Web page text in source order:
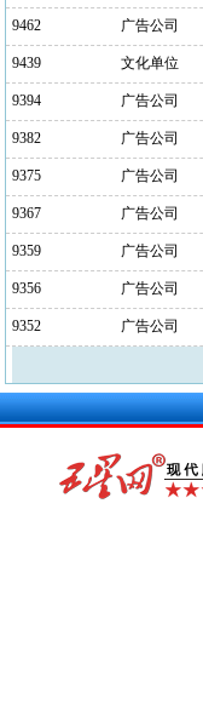
9462 广告公司
9439 文化单位
9394 广告公司
9382 广告公司
9375 广告公司
9367 广告公司
9359 广告公司
9356 广告公司
9352 广告公司